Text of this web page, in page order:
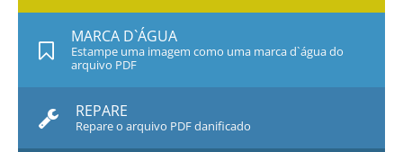
MARCA D`ÁGUA
Estampe uma imagem como uma marca d`água do
arquivo PDF
REPARE
Repare o arquivo PDF danificado